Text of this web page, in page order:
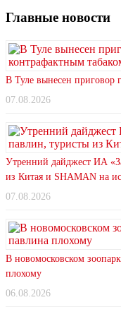
Главные новости
В Туле вынесен приговор
07.08.2026
Утренний дайджест ИА
из Китая и SHAMAN на
07.08.2026
В новомосковском
плохому
06.08.2026